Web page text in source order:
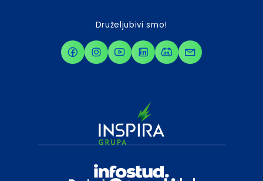
Druželjubivi smo!